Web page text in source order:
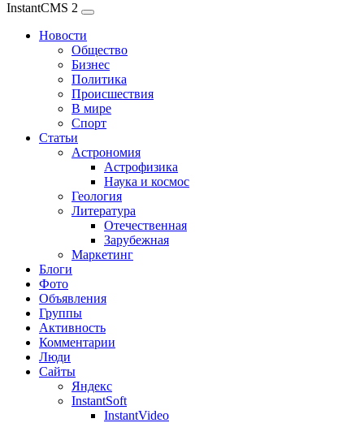
InstantCMS 2
Новости
Общество
Бизнес
Политика
Происшествия
В мире
Спорт
Статьи
Астрономия
Астрофизика
Наука и космос
Геология
Литература
Отечественная
Зарубежная
Маркетинг
Блоги
Фото
Объявления
Группы
Активность
Комментарии
Люди
Сайты
Яндекс
InstantSoft
InstantVideo